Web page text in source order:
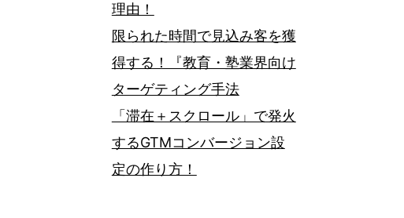
理由！
限られた時間で見込み客を獲
得する！『教育・塾業界向け
ターゲティング手法
「滞在＋スクロール」で発火
するGTMコンバージョン設
定の作り方！